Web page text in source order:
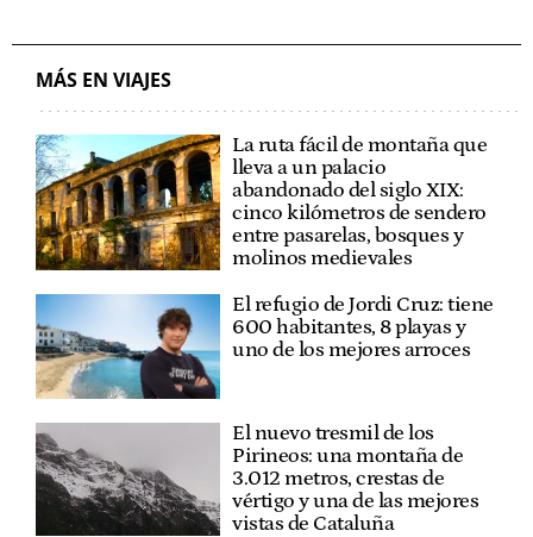
MÁS EN VIAJES
La ruta fácil de montaña que
lleva a un palacio
abandonado del siglo XIX:
cinco kilómetros de sendero
entre pasarelas, bosques y
molinos medievales
El refugio de Jordi Cruz: tiene
600 habitantes, 8 playas y
uno de los mejores arroces
El nuevo tresmil de los
Pirineos: una montaña de
3.012 metros, crestas de
vértigo y una de las mejores
vistas de Cataluña